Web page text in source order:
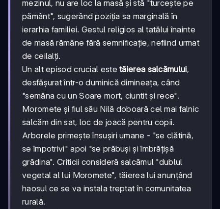
mezinul, nu are loc la masă și stă "turcește pe
pământ", sugerând poziția sa marginală în
ierarhia familiei. Gestul religios al tatălui înainte
de masă rămâne fără semnificație, nefiind urmat
de ceilalți.
Un alt episod crucial estetăierea salcămului,
desfășurat într-o duminică dimineața, când
"semăna cu un Soare mort, ciuntit și rece".
Moromete și fiul său Nilă doboară cel mai falnic
salcăm din sat, loc de joacă pentru copii.
Arborele primește însușiri umane - "se clătină,
se împotrivi" apoi "se prăbuși și îmbrățișă
grădina". Criticii consideră salcămul "dublul
vegetal al lui Moromete", tăierea lui anunțând
haosul ce se va instala treptat în comunitatea
rurală.